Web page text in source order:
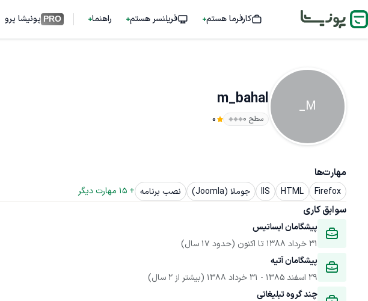
کارفرما هستم فریلنسر هستم راهنما PRO پونیشا پرو
M_
m_bahal
سطح ۰ 0
مهارت‌ها
Firefox
HTML
IIS جوملا (Joomla) نصب برنامه +
15 مهارت دیگر
سوابق کاری
پیشگامان ایساتیس
31 خرداد 1388
تا اکنون (حدود 17 سال)
پیشگامان آتیه
29 اسفند 1385
- 31 خرداد 1388
(بیشتر از 2 سال)
چند گروه تبلیغاتی